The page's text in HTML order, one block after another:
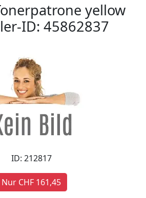
yellow
ID: 45862837
ID: 212817
Nur CHF 161,45